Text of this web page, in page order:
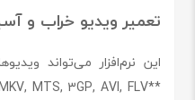
تعمیر ویدیو خراب و
این نرم‌افزار می‌تواند